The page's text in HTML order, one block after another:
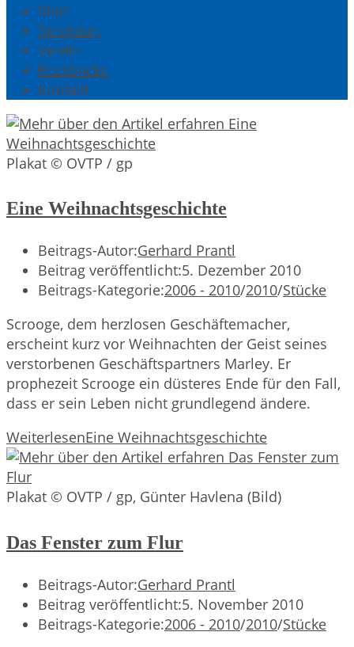
Start
Spielplan
Verein
Rückblicke
Kontakt
Plakat © OVTP / gp
Eine Weihnachtsgeschichte
Beitrags-Autor:Gerhard Prantl
Beitrag veröffentlicht:5. Dezember 2010
Beitrags-Kategorie:2006 - 2010/2010/Stücke
Scrooge, dem herzlosen Geschäftemacher,
erscheint kurz vor Weihnachten der Geist seines
verstorbenen Geschäftspartners Marley. Er
prophezeit Scrooge ein düsteres Ende für den Fall,
dass er sein Leben nicht grundlegend ändere.
WeiterlesenEine Weihnachtsgeschichte
Plakat © OVTP / gp, Günter Havlena (Bild)
Das Fenster zum Flur
Beitrags-Autor:Gerhard Prantl
Beitrag veröffentlicht:5. November 2010
Beitrags-Kategorie:2006 - 2010/2010/Stücke